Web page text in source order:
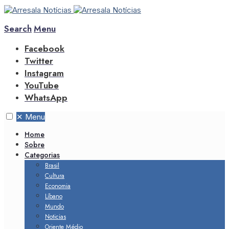
SearchMenu
Facebook
Twitter
Instagram
YouTube
WhatsApp
✕ Menu
Home
Sobre
Categorias
Brasil
Cultura
Economia
Líbano
Mundo
Noticias
Oriente Médio